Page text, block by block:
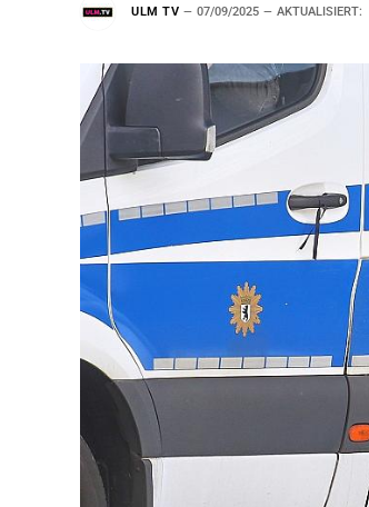
ULM TV 07/09/2025 AKTUALISIERT: